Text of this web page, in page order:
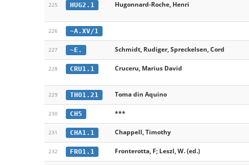
225 HUG2.1 Hugonnard-Roche, Henri
226 ~A.XV/1
227 ~E. Schmidt, Rudiger, Spreckelsen, Cord
228 CRU1.1 Cruceru, Marius David
229 THO1.21 Toma din Aquino
230 CH5 ***
231 CHA1.1 Chappell, Timothy
232 FRO1.1 Fronterotta, F; Leszl, W. (ed.)